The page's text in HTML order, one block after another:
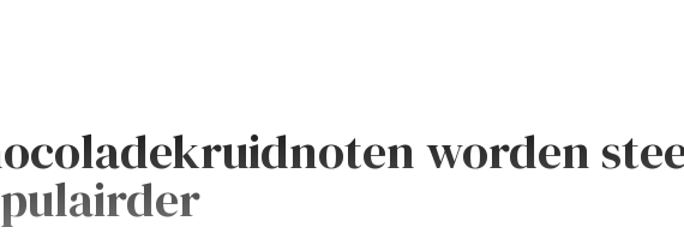
worden